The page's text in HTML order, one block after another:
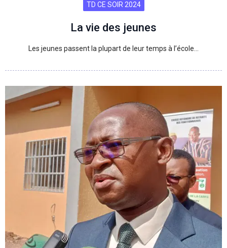
TD CE SOIR 2024
La vie des jeunes
Les jeunes passent la plupart de leur temps à l’école…